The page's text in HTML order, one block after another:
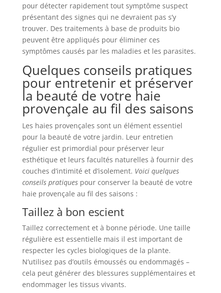
pour détecter rapidement tout symptôme suspect
présentant des signes qui ne devraient pas s’y
trouver. Des traitements à base de produits bio
peuvent être appliqués pour éliminer ces
symptômes causés par les maladies et les parasites.
Quelques conseils pratiques
pour entretenir et préserver
la beauté de votre haie
provençale au fil des saisons
Les haies provençales sont un élément essentiel
pour la beauté de votre jardin. Leur entretien
régulier est primordial pour préserver leur
esthétique et leurs facultés naturelles à fournir des
couches d’intimité et d’isolement. Voici quelques
conseils pratiquespour conserver la beauté de votre
haie provençale au fil des saisons :
Taillez à bon escient
Taillez correctement et à bonne période. Une taille
régulière est essentielle mais il est important de
respecter les cycles biologiques de la plante.
N’utilisez pas d’outils émoussés ou endommagés –
cela peut générer des blessures supplémentaires et
endommager les tissus vivants.